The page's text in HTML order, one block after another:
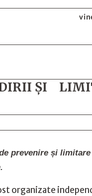
ȘI
prevenire și
organizate